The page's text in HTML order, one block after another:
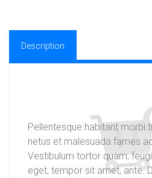
Description
Pellentesque habitant morbi
netus et malesuada fames
Vestibulum tortor quam,
eget, tempor sit amet, ante.